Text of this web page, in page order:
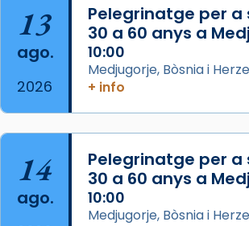
... Ver más
View on Facebook · Share
13
ago.
2026
Pelegrinatge per a
30 a 60 anys a
10:00
Medjugorje, Bòsnia i
+ info
14
ago.
Pelegrinatge per a
30 a 60 anys a
10:00
Medjugorje, Bòsnia i